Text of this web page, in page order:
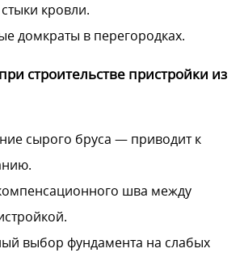
кровли.
домкраты в перегородках.
строительстве пристройки из
сырого бруса — приводит к
шва между
выбор фундамента на слабых